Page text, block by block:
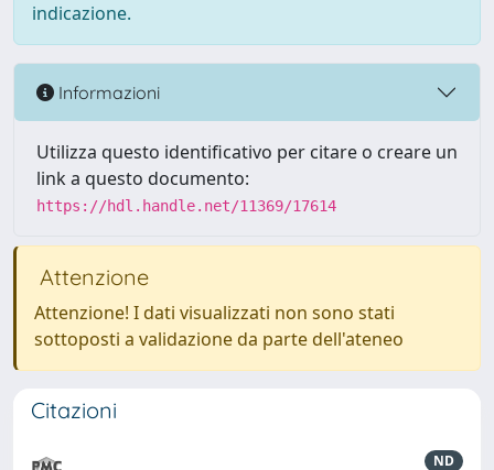
indicazione.
Informazioni
Utilizza questo identificativo per citare o creare un
link a questo documento:
https://hdl.handle.net/11369/17614
Attenzione
Attenzione! I dati visualizzati non sono stati
sottoposti a validazione da parte dell'ateneo
Citazioni
ND